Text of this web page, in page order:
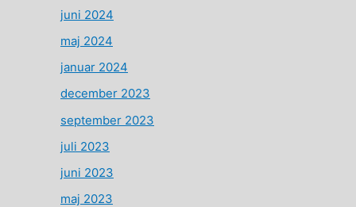
juni 2024
maj 2024
januar 2024
december 2023
september 2023
juli 2023
juni 2023
maj 2023